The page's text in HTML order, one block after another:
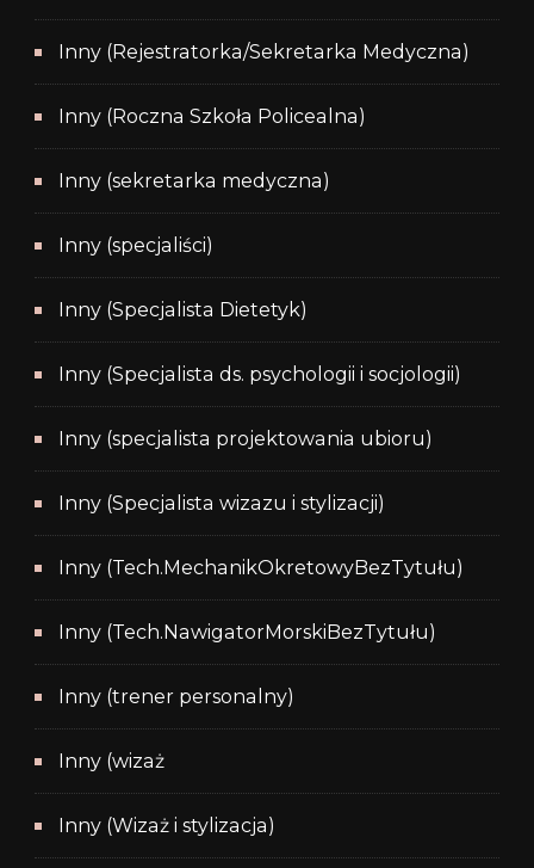
Inny (Rejestratorka/Sekretarka Medyczna)
Inny (Roczna Szkoła Policealna)
Inny (sekretarka medyczna)
Inny (specjaliści)
Inny (Specjalista Dietetyk)
Inny (Specjalista ds. psychologii i socjologii)
Inny (specjalista projektowania ubioru)
Inny (Specjalista wizazu i stylizacji)
Inny (Tech.MechanikOkretowyBezTytułu)
Inny (Tech.NawigatorMorskiBezTytułu)
Inny (trener personalny)
Inny (wizaż
Inny (Wizaż i stylizacja)